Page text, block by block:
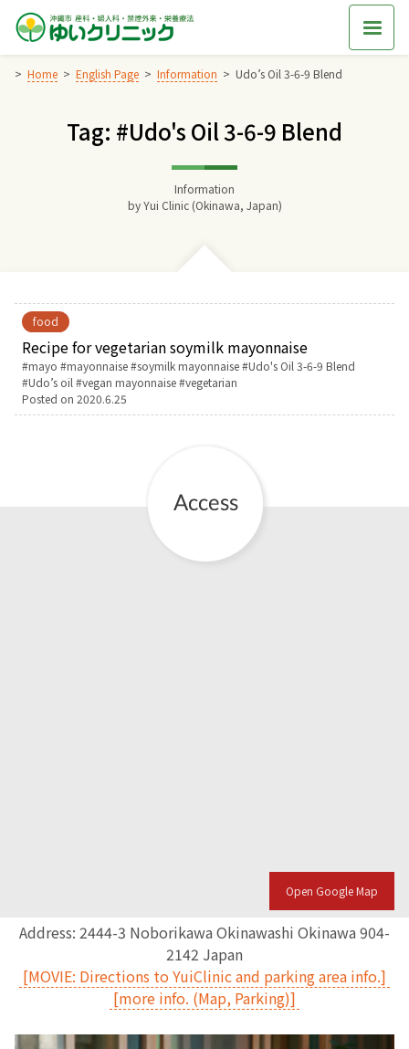
Skip
content
Home English Page Information Udo’s Oil 3-6-9 Blend
Tag: #Udo's Oil 3-6-9 Blend
Information
byYui Clinic (Okinawa, Japan)
food
Recipe for vegetarian soymilk mayonnaise
Tags:
mayo mayonnaise soymilk mayonnaise Udo's Oil 3-6-9 Blend
Udo’s oil
vegan mayonnaise vegetarian
Posted on 2020.6.25
Open Google Map
Address: 2444-3 Noborikawa Okinawashi Okinawa 904-
2142 Japan
[MOVIE: Directions to YuiClinic and parking area info.]
[more info. (Map, Parking)]
Home
交通アクセス
診療料金
妊婦健診
親と子の結びつき支援
母乳育児